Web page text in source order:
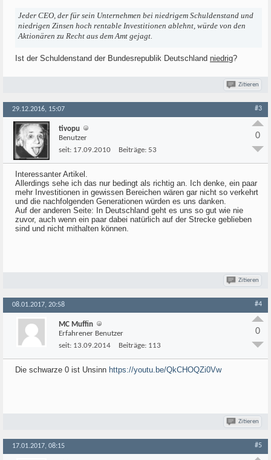
Jeder CEO, der für sein Unternehmen bei niedrigem Schuldenstand und
niedrigen Zinsen hoch rentable Investitionen ablehnt, würde von den
Aktionären zu Recht aus dem Amt gejagt.
Ist der Schuldenstand der Bundesrepublik Deutschland niedrig?
Zitieren
29.12.2016, 15:07 #3
tivopu
Benutzer
seit: 17.09.2010 Beiträge: 53
0
Interessanter Artikel.
Allerdings sehe ich das nur bedingt als richtig an. Ich denke, ein paar
mehr Investitionen in gewissen Bereichen wären gar nicht so verkehrt
und die nachfolgenden Generationen würden es uns danken.
Auf der anderen Seite: In Deutschland geht es uns so gut wie nie
zuvor, auch wenn ein paar dabei natürlich auf der Strecke geblieben
sind und nicht mithalten können.
Zitieren
08.01.2017, 20:58 #4
MC Muffin
Erfahrener Benutzer
seit: 13.09.2014 Beiträge: 113
0
Die schwarze 0 ist Unsinn https://youtu.be/QkCHOQZi0Vw
Zitieren
17.01.2017, 08:15 #5